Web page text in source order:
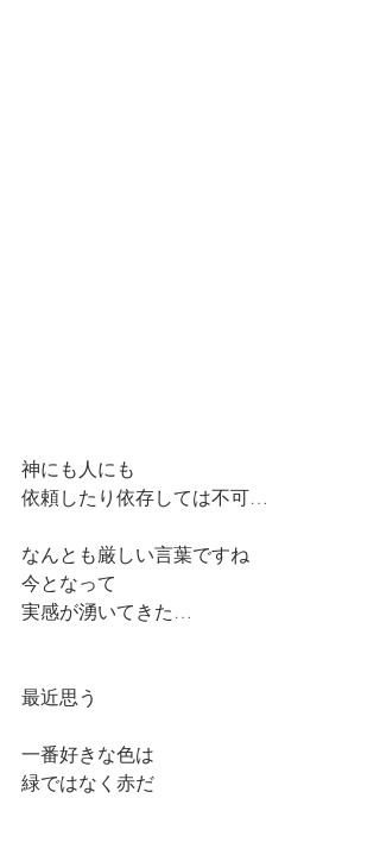
神にも人にも
依頼したり依存しては不可…
なんとも厳しい言葉ですね
今となって
実感が湧いてきた…
最近思う
一番好きな色は
緑ではなく赤だ